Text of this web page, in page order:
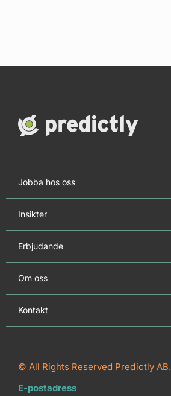
Jobba hos oss
Insikter
Erbjudande
Om oss
Kontakt
© All Rights Reserved Predictly AB.
E-postadress